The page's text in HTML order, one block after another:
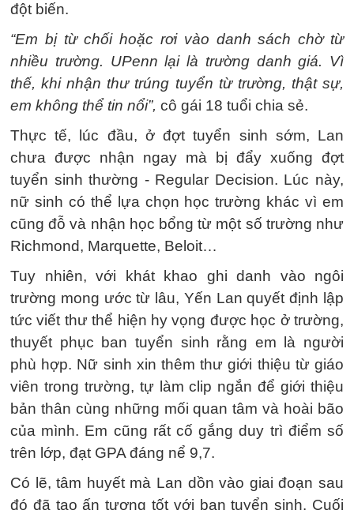
đột biến.
“Em bị từ chối hoặc rơi vào danh sách chờ từ
nhiều trường. UPenn lại là trường danh giá. Vì
thế, khi nhận thư trúng tuyển từ trường, thật sự,
em không thể tin nổi”, cô gái 18 tuổi chia sẻ.
Thực tế, lúc đầu, ở đợt tuyển sinh sớm, Lan
chưa được nhận ngay mà bị đẩy xuống đợt
tuyển sinh thường - Regular Decision. Lúc này,
nữ sinh có thể lựa chọn học trường khác vì em
cũng đỗ và nhận học bổng từ một số trường như
Richmond, Marquette, Beloit…
Tuy nhiên, với khát khao ghi danh vào ngôi
trường mong ước từ lâu, Yến Lan quyết định lập
tức viết thư thể hiện hy vọng được học ở trường,
thuyết phục ban tuyển sinh rằng em là người
phù hợp. Nữ sinh xin thêm thư giới thiệu từ giáo
viên trong trường, tự làm clip ngắn để giới thiệu
bản thân cùng những mối quan tâm và hoài bão
của mình. Em cũng rất cố gắng duy trì điểm số
trên lớp, đạt GPA đáng nể 9,7.
Có lẽ, tâm huyết mà Lan dồn vào giai đoạn sau
đó đã tạo ấn tượng tốt với ban tuyển sinh. Cuối